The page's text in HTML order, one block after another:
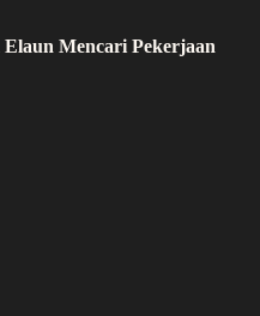
Mencari Pekerjaan